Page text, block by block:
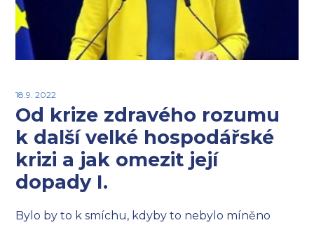
18.9. 2022
Od krize zdravého rozumu
k další velké hospodářské
krizi a jak omezit její
dopady I.
Bylo by to k smíchu, kdyby to nebylo míněno